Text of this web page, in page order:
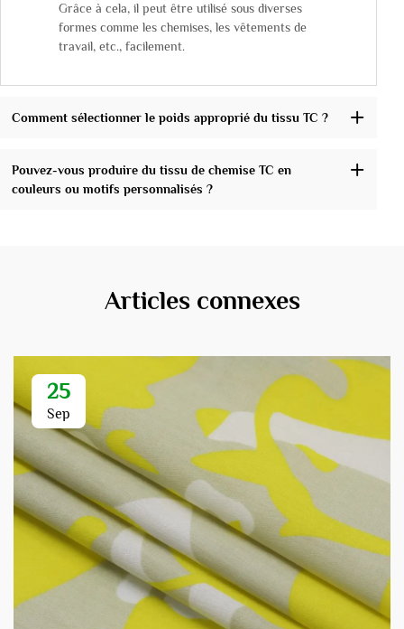
Grâce à cela, il peut être utilisé sous diverses
formes comme les chemises, les vêtements de
travail, etc., facilement.
Comment sélectionner le poids approprié du tissu TC ?
Pouvez-vous produire du tissu de chemise TC en
couleurs ou motifs personnalisés ?
Articles connexes
25
Sep